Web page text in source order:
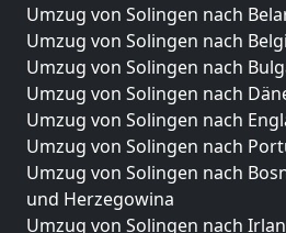
Umzug von Solingen nach
Umzug von Solingen nach
Umzug von Solingen nach
Umzug von Solingen nach
Umzug von Solingen nach
Umzug von Solingen nach
Umzug von Solingen nach
und Herzegowina
Umzug von Solingen nach